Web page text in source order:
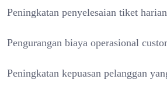
Peningkatan penyelesaian tiket harian
Pengurangan biaya operasional
Peningkatan kepuasan pelanggan